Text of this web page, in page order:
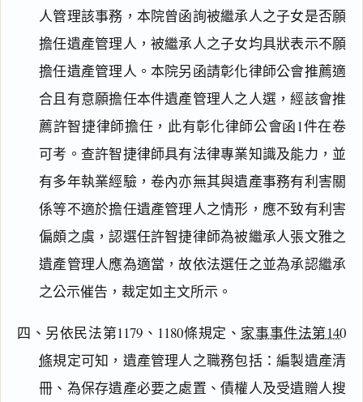
人管理該事務，本院曾函詢被繼承人之子女是否願
擔任遺產管理人，被繼承人之子女均具狀表示不願
擔任遺產管理人。本院另函請彰化律師公會推薦適
合且有意願擔任本件遺產管理人之人選，經該會推
薦許智捷律師擔任，此有彰化律師公會函1件在卷
可考。查許智捷律師具有法律專業知識及能力，並
有多年執業經驗，卷內亦無其與遺產事務有利害關
係等不適於擔任遺產管理人之情形，應不致有利害
偏頗之虞，認選任許智捷律師為被繼承人張文雅之
遺產管理人應為適當，故依法選任之並為承認繼承
之公示催告，裁定如主文所示。
四、另依民法第1179、1180條規定、 家事事件法第140
條規定可知，遺產管理人之職務包括：編製遺產清
冊、為保存遺產必要之處置、債權人及受遺贈人搜
閱讀 研究
搜尋本